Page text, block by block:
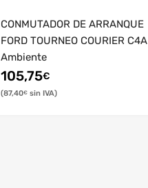
CONMUTADOR DE ARRANQUE
FORD TOURNEO COURIER C4A
Ambiente
105,75€
87,40€